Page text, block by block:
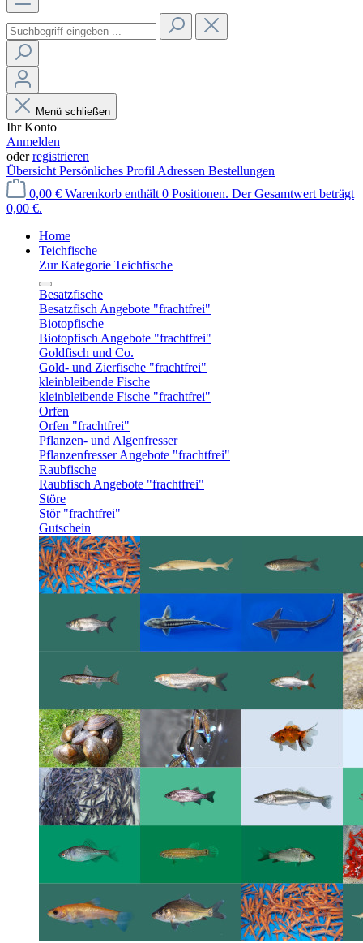
Menü schließen
Ihr Konto
Anmelden
oderregistrieren
Übersicht Persönliches Profil Adressen Bestellungen
0,00 € Warenkorb enthält 0 Positionen. Der Gesamtwert beträgt
0,00 €.
Home
Teichfische
Zur Kategorie Teichfische
Besatzfische
Besatzfisch Angebote "frachtfrei"
Biotopfische
Biotopfisch Angebote "frachtfrei"
Goldfisch und Co.
Gold- und Zierfische "frachtfrei"
kleinbleibende Fische
kleinbleibende Fische "frachtfrei"
Orfen
Orfen "frachtfrei"
Pflanzen- und Algenfresser
Pflanzenfresser Angebote "frachtfrei"
Raubfische
Raubfisch Angebote "frachtfrei"
Störe
Stör "frachtfrei"
Gutschein